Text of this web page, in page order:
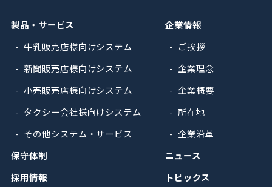
製品・サービス
牛乳販売店様向けシステム
新聞販売店様向けシステム
小売販売店様向けシステム
タクシー会社様向けシステム
その他システム・サービス
保守体制
採用情報
企業情報
ご挨拶
企業理念
企業概要
所在地
企業沿革
ニュース
トピックス